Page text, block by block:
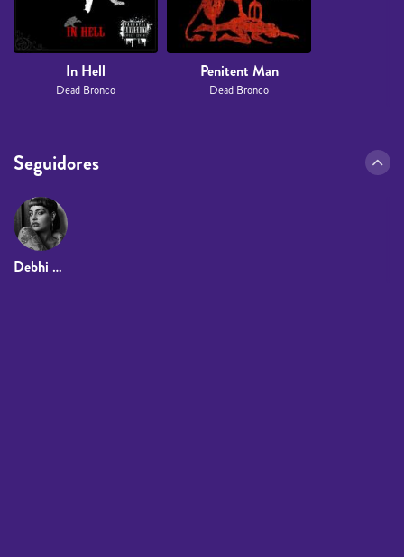
In Hell
Dead Bronco
Penitent Man
Dead Bronco
Seguidores
Debhi Saltin Panki